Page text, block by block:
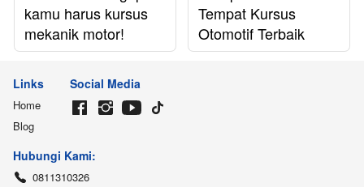
kamu harus kursus
mekanik motor!
Tempat Kursus
Otomotif Terbaik
Links
Home
Blog
Social Media
Hubungi Kami:
0811310326